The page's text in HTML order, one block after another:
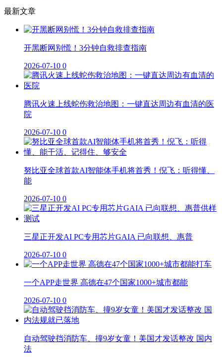
最新文章
开黑断网别慌！3分钟自救排查指南
2026-07-10 0
腾讯火速上线蛇伤救治地图：一键直达周边有血清的医
院
2026-07-10 0
努比亚全球首款AI智能体手机将首秀！倪飞：听得懂、
能
2026-07-10 0
三星正开发AI PC专用芯片GAIA 已向联想、惠普
2026-07-10 0
一个APP走世界 高德在47个国家1000+城市都能
2026-07-10 0
自动驾驶挡消防车、撞9岁女童！美国才发话整改 国内
法